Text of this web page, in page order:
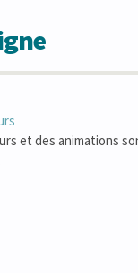
et des animations